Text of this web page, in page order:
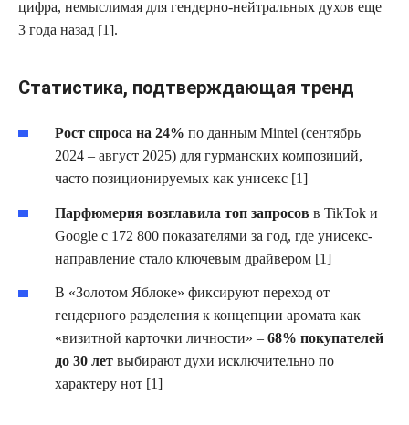
цифра, немыслимая для гендерно-нейтральных духов еще
3 года назад [1].
Статистика, подтверждающая тренд
Рост спроса на 24% по данным Mintel (сентябрь
2024 – август 2025) для гурманских композиций,
часто позиционируемых как унисекс [1]
Парфюмерия возглавила топ запросов в TikTok и
Google с 172 800 показателями за год, где унисекс-
направление стало ключевым драйвером [1]
В «Золотом Яблоке» фиксируют переход от
гендерного разделения к концепции аромата как
«визитной карточки личности» – 68% покупателей
до 30 лет выбирают духи исключительно по
характеру нот [1]